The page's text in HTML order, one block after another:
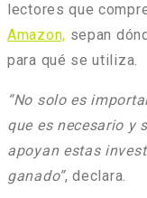
lectores que
Amazon, sepan
para qué se utiliza.
“No solo es
que es necesario y
apoyan estas
ganado”, declara.